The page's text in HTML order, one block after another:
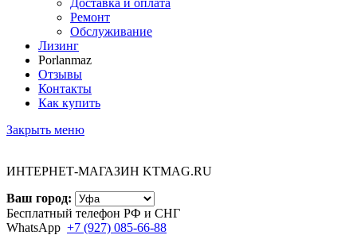
Доставка и оплата
Ремонт
Обслуживание
Лизинг
Porlanmaz
Отзывы
Контакты
Как купить
Закрыть меню
ИНТЕРНЕТ-МАГАЗИН KTMAG.RU
Ваш город:
Бесплатный телефон РФ и СНГ
WhatsApp +7 (927) 085-66-88